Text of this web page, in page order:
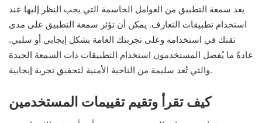
يعد سمعة التطبيق من العوامل الحاسمة التي يجب النظر إليها عند
استخدام تطبيقات التعارف. يمكن أن تؤثر سمعة التطبيق على مدى
ثقتك في استخدامه وعلى تجربتك العامة بشكل إيجابي أو سلبي.
عادةً ما يُفضل المستخدمون استخدام التطبيقات ذات السمعة الجيدة
والتي تُعد سليمة من الناحية الأمنية لتحقيق تجربة إيجابية.
كيف تقرأ وتقيم تقييمات المستخدمين